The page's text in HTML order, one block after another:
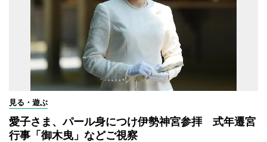
見る・遊ぶ
愛子さま、パール身につけ伊勢神宮参拝 式年遷宮
行事「御木曳」などご視察